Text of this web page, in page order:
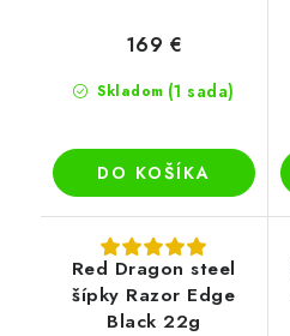
Skladom (1 sada)
169 €
DO KOŠÍKA
Red Dragon steel
šípky Razor Edge
Black 22g